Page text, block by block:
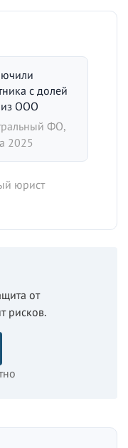
с долей
ООО
ФО,
2025
юрист
от
рисков.